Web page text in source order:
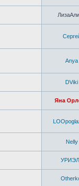
Anya
DViki
Яна
Nelly